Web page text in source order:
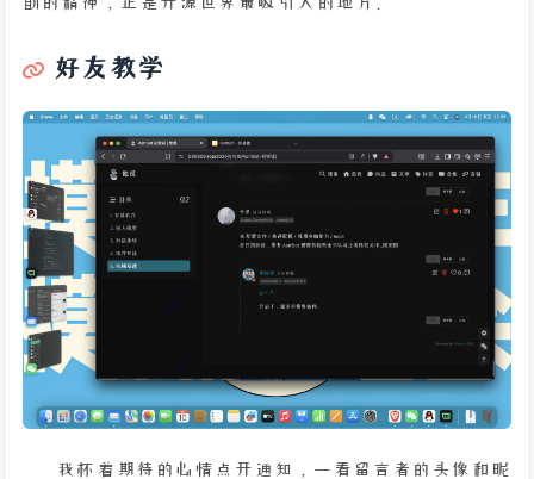
好友教学
我怀着期待的心情点开通知，一看留言者的头像和昵